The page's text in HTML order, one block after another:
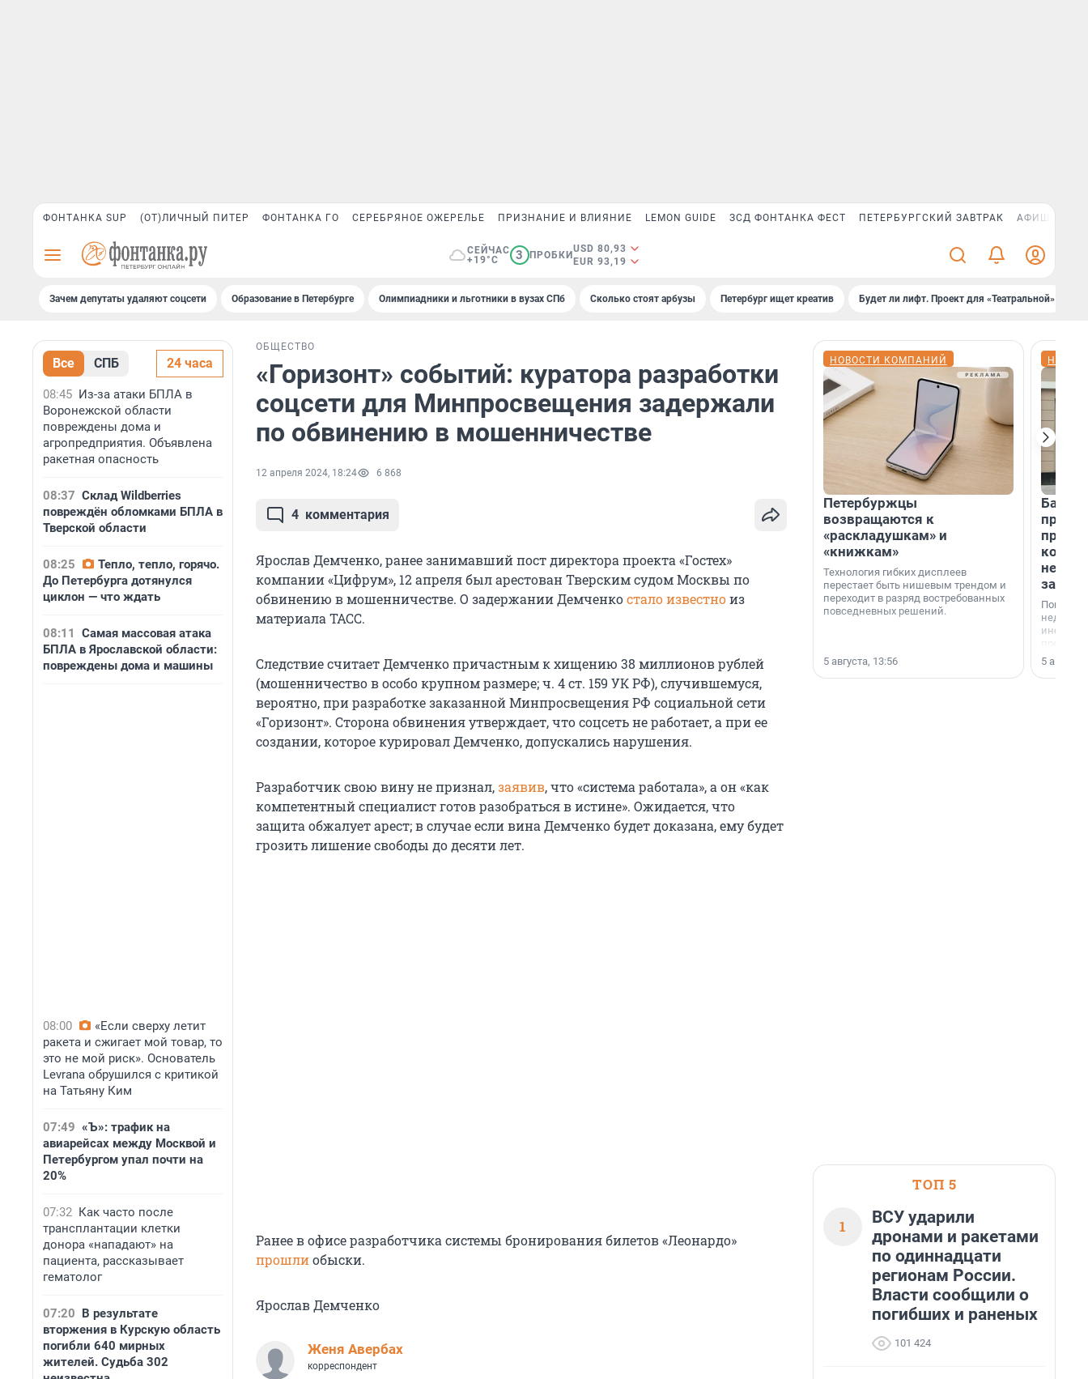
ФОНТАНКА SUP (ОТ)ЛИЧНЫЙ ПИТЕР ФОНТАНКА ГО СЕРЕБРЯНОЕ ОЖЕРЕЛЬЕ ПРИЗНАНИЕ И ВЛИЯНИЕ LEMON GUIDE ЗСД ФОНТАНКА ФЕСТ ПЕТЕРБУРГСКИЙ ЗАВТРАК АФИША PLUS
СЕЙЧАС
+19°C
3 ПРОБКИ
USD 80,93
EUR 93,19
Зачем депутаты удаляют соцсети Образование в Петербурге Олимпиадники и льготники в вузах СПб Сколько стоят арбузы Петербург ищет креатив Будет ли лифт. Проект для «Театральной»
Все СПБ 24 часа
08:45 Из-за атаки БПЛА в
Воронежской области
повреждены дома и
агропредприятия. Объявлена
ракетная опасность
08:37 Склад Wildberries
повреждён обломками БПЛА в
Тверской области
08:25
Тепло, тепло, горячо.
До Петербурга дотянулся
циклон — что ждать
08:11
Самая массовая атака
БПЛА в Ярославской области:
повреждены дома и машины
08:00
«Если сверху летит
ракета и сжигает мой товар, то
это не мой риск». Основатель
Levrana обрушился с критикой
на Татьяну Ким
07:49 «Ъ»: трафик на
авиарейсах между Москвой и
Петербургом упал почти на
20%
07:32 Как часто после
трансплантации клетки
донора «нападают» на
пациента, рассказывает
гематолог
07:20 В результате
вторжения в Курскую область
погибли 640 мирных
жителей. Судьба 302
ОБЩЕСТВО
«Горизонт» событий: куратора разработки
соцсети для Минпросвещения задержали
по обвинению в мошенничестве
12 апреля 2024, 18:24 6 868
4 комментария
Ярослав Демченко, ранее занимавший пост директора проекта «Гостех»
компании «Цифрум», 12 апреля был арестован Тверским судом Москвы по
обвинению в мошенничестве. О задержании Демченкостало известноиз
материала ТАСС.
Следствие считает Демченко причастным к хищению 38 миллионов рублей
(мошенничество в особо крупном размере; ч. 4 ст. 159 УК РФ), случившемуся,
вероятно, при разработке заказанной Минпросвещения РФ социальной сети
«Горизонт». Сторона обвинения утверждает, что соцсеть не работает, а при ее
создании, которое курировал Демченко, допускались нарушения.
Разработчик свою вину не признал,заявив, что «система работала», а он «как
компетентный специалист готов разобраться в истине». Ожидается, что
защита обжалует арест; в случае если вина Демченко будет доказана, ему будет
грозить лишение свободы до десяти лет.
Ранее в офисе разработчика системы бронирования билетов «Леонардо»
прошлиобыски.
Ярослав Демченко
Женя Авербах
корреспондент
НОВОСТИ КОМПАНИЙ
Петербуржцы
возвращаются к
«раскладушкам» и
«книжкам»
Технология гибких дисплеев
перестает быть нишевым трендом и
переходит в разряд востребованных
повседневных решений.
5 августа, 13:56
Банк
Покупка
офис,
успех
5
ТОП 5
1
ВСУ ударили
дронами и ракетами
по одиннадцати
регионам России.
Власти сообщили о
погибших и раненых
101 424